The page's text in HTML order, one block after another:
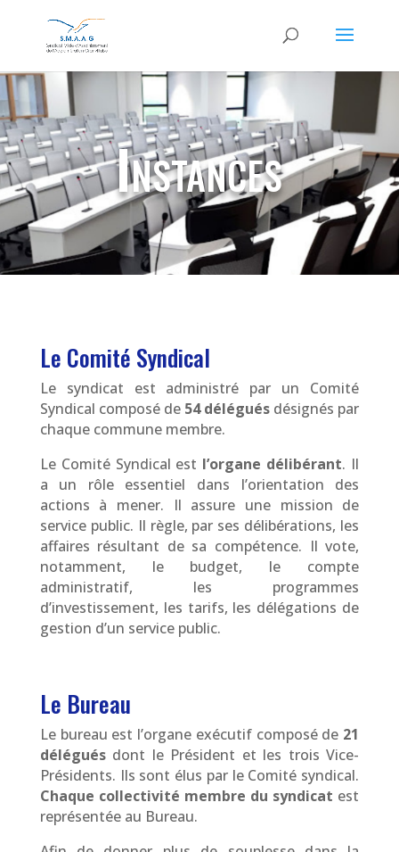
Instances
Le Comité Syndical
Le syndicat est administré par un Comité
Syndical composé de 54 délégués désignés par
chaque commune membre.
Le Comité Syndical est l’organe délibérant. Il
a un rôle essentiel dans l’orientation des
actions à mener.
Il assure une mission de
service public. Il règle, par ses délibérations, les
affaires résultant de sa compétence. Il vote,
notamment, le budget, le compte
administratif, les programmes
d’investissement, les tarifs, les délégations de
gestion d’un service public.
Le Bureau
Le bureau est l’organe exécutif composé de 21
déléguésdont le Président et les trois Vice-
Présidents. Ils sont élus par le Comité syndical.
Chaque collectivité membre du syndicat est
représentée au Bureau.